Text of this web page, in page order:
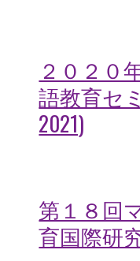
２０２０
語教育セ
2021)
第１８回
育国際研